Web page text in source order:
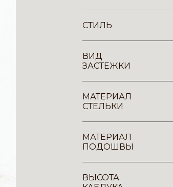
СТИЛЬ
ВИД
ЗАСТЕЖКИ
МАТЕРИАЛ
СТЕЛЬКИ
МАТЕРИАЛ
ПОДОШВЫ
ВЫСОТА